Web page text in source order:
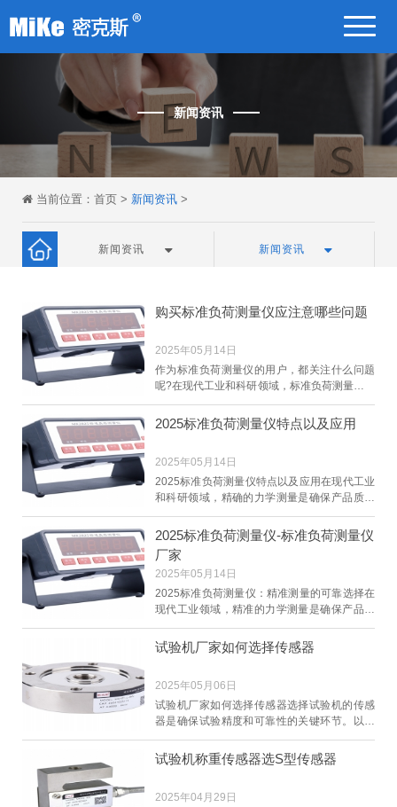
新闻资讯
当前位置： 首页 > 新闻资讯 >
新闻资讯 新闻资讯
购买标准负荷测量仪应注意哪些问题
2025年05月14日
作为标准负荷测量仪的用户，都关注什么问题
呢?在现代工业和科研领域，标准负荷测量仪是
进行精确力学测量的重要工具。它广泛应用于
材料测试
2025标准负荷测量仪特点以及应用
2025年05月14日
2025标准负荷测量仪特点以及应用在现代工业
和科研领域，精确的力学测量是确保产品质量
和安全性的重要保障。2025标准负荷测量仪凭
借其卓越的
2025标准负荷测量仪-标准负荷测量仪
厂家
2025年05月14日
2025标准负荷测量仪：精准测量的可靠选择在
现代工业领域，精准的力学测量是确保产品质
量和安全性的重要环节。2025标准负荷测量仪
作为一款经
试验机厂家如何选择传感器
2025年05月06日
试验机厂家如何选择传感器选择试验机的传感
器是确保试验精度和可靠性的关键环节。以下
是一些选择传感器时需要考虑的因素：一、测
量范围首先
试验机称重传感器选S型传感器
2025年04月29日